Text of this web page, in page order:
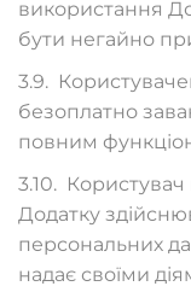
використання
бути негайно
3.9.
безоплатно
повним
3.10. Користувач
Додатку
персональних
надає своїми